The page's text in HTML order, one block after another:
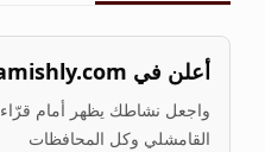
أعلن في Qamishly.com
واجعل نشاطك يظهر أمام قرّاء
القامشلي وكل المحافظات